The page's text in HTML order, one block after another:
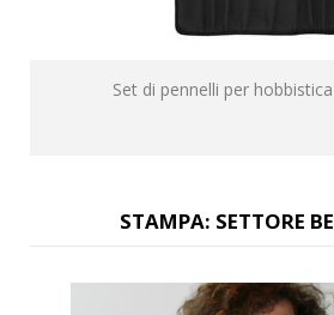
Set di pennelli per
STAMPA: SETTORE